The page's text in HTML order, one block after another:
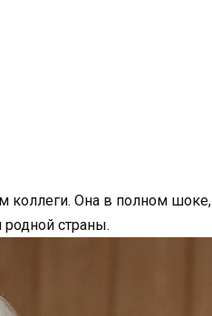
коллеги. Она в полном шоке,
страны.